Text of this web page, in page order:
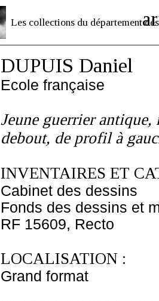
Les collections du département des
DUPUIS Daniel
Ecole française
Jeune guerrier
debout, de profil à
INVENTAIRES ET
Cabinet des dessins
Fonds des dessins et
RF 15609, Recto
LOCALISATION :
Grand format